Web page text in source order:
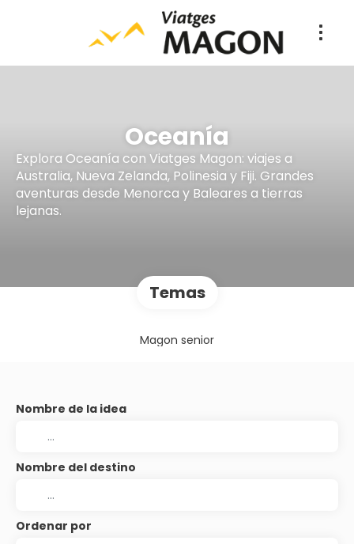
Oceanía
Explora Oceanía con Viatges Magon: viajes a
Australia, Nueva Zelanda, Polinesia y Fiji. Grandes
aventuras desde Menorca y Baleares a tierras
lejanas.
Temas
Magon senior
Nombre de la idea
Nombre del destino
Ordenar por